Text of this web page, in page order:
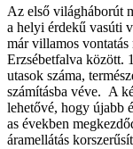
Az első világháborút
a helyi érdekű vasúti
már villamos
Erzsébetfalva között.
utasok száma,
számításba véve. A
lehetővé, hogy újabb
as években
áramellátás